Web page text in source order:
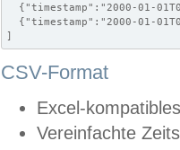
{"timestamp":"2000-01-
{"timestamp":"2000-01-
]
CSV-Format
Excel-
Vereinfachte